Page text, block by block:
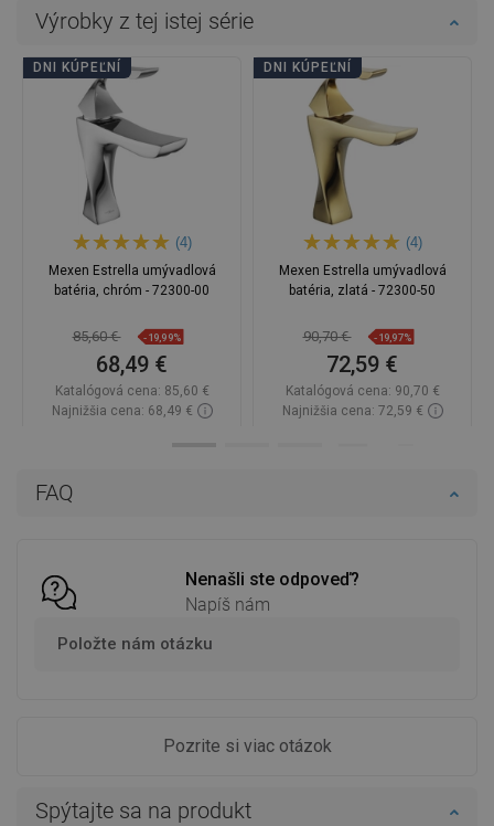
FAQ
Nenašli ste odpoveď?
Napíš nám
Položte nám otázku
Pozrite si viac otázok
Spýtajte sa na produkt
Výrobky z tej istej série
DNI KÚPEĽNÍ
(4)
Mexen Estrella umývadlová
batéria, chróm - 72300-00
85,60 € -19,99%
68,49 €
Katalógová cena: 85,60 €
Najnižšia cena: 68,49 €
DNI KÚPEĽNÍ
(4)
Mexen Estrella umývadlová
batéria, zlatá - 72300-50
90,70 € -19,97%
72,59 €
Katalógová cena: 90,70 €
Najnižšia cena: 72,59 €